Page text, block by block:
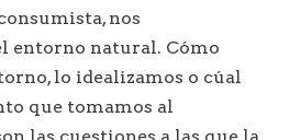
nos
entorno natural. Cómo
lo idealizamos o cúal
que tomamos al